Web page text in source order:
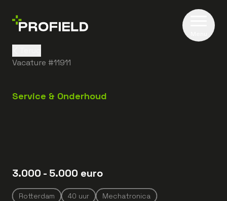
Service & Onderhoud
3.000 - 5.000 euro
Rotterdam 40 uur Mechatronica
Vacature #11911